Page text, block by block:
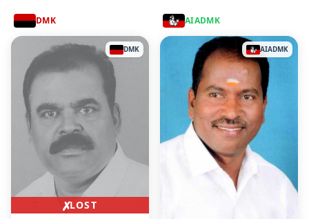
DMK
✗LOST
DMK
AIADMK
AIADMK